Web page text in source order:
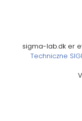
sigma-lab.dk er
Techniczne